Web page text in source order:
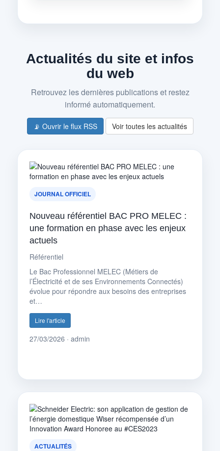
Actualités du site et infos
du web
Retrouvez les dernières publications et restez
informé automatiquement.
📡 Ouvrir le flux RSS Voir toutes les actualités
JOURNAL OFFICIEL
Nouveau référentiel BAC PRO MELEC :
une formation en phase avec les enjeux
actuels
Référentiel
Le Bac Professionnel MELEC (Métiers de
l’Électricité et de ses Environnements Connectés)
évolue pour répondre aux besoins des entreprises
et…
Lire l'article
27/03/2026 · admin
ACTUALITÉS